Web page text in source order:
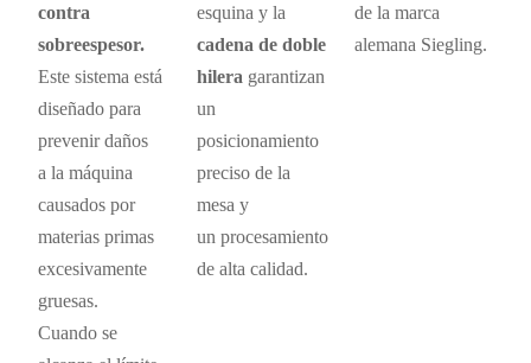
contra
sobreespesor.
Este sistema está
diseñado para
prevenir daños
a la máquina
causados por
materias primas
excesivamente
gruesas.
Cuando se
esquina y la
cadena de doble
hilera garantizan
un
posicionamiento
preciso de la
mesa y
un procesamiento
de alta calidad.
de la marca
alemana Siegling.